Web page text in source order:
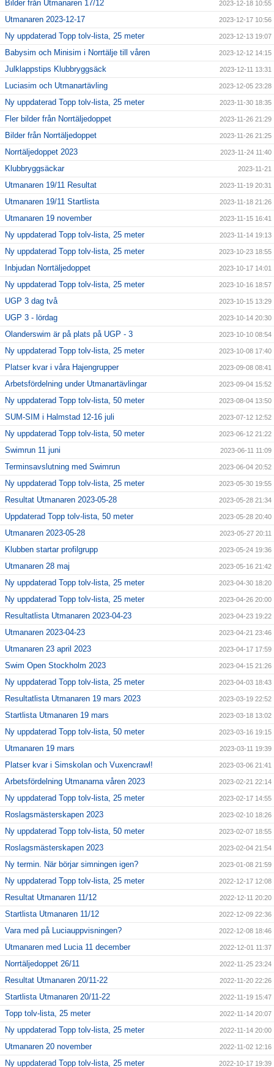
Bilder från Utmanaren 17/12 2023-12-18 10:55
Utmanaren 2023-12-17 2023-12-17 10:56
Ny uppdaterad Topp tolv-lista, 25 meter 2023-12-13 19:07
Babysim och Minisim i Norrtälje till våren 2023-12-12 14:15
Julklappstips Klubbryggsäck 2023-12-11 13:31
Luciasim och Utmanartävling 2023-12-05 23:28
Ny uppdaterad Topp tolv-lista, 25 meter 2023-11-30 18:35
Fler bilder från Norrtäljedoppet 2023-11-26 21:29
Bilder från Norrtäljedoppet 2023-11-26 21:25
Norrtäljedoppet 2023 2023-11-24 11:40
Klubbryggsäckar 2023-11-21
Utmanaren 19/11 Resultat 2023-11-19 20:31
Utmanaren 19/11 Startlista 2023-11-18 21:26
Utmanaren 19 november 2023-11-15 16:41
Ny uppdaterad Topp tolv-lista, 25 meter 2023-11-14 19:13
Ny uppdaterad Topp tolv-lista, 25 meter 2023-10-23 18:55
Inbjudan Norrtäljedoppet 2023-10-17 14:01
Ny uppdaterad Topp tolv-lista, 25 meter 2023-10-16 18:57
UGP 3 dag två 2023-10-15 13:29
UGP 3 - lördag 2023-10-14 20:30
Olanderswim är på plats på UGP - 3 2023-10-10 08:54
Ny uppdaterad Topp tolv-lista, 25 meter 2023-10-08 17:40
Platser kvar i våra Hajengrupper 2023-09-08 08:41
Arbetsfördelning under Utmanartävlingar 2023-09-04 15:52
Ny uppdaterad Topp tolv-lista, 50 meter 2023-08-04 13:50
SUM-SIM i Halmstad 12-16 juli 2023-07-12 12:52
Ny uppdaterad Topp tolv-lista, 50 meter 2023-06-12 21:22
Swimrun 11 juni 2023-06-11 11:09
Terminsavslutning med Swimrun 2023-06-04 20:52
Ny uppdaterad Topp tolv-lista, 25 meter 2023-05-30 19:55
Resultat Utmanaren 2023-05-28 2023-05-28 21:34
Uppdaterad Topp tolv-lista, 50 meter 2023-05-28 20:40
Utmanaren 2023-05-28 2023-05-27 20:11
Klubben startar profilgrupp 2023-05-24 19:36
Utmanaren 28 maj 2023-05-16 21:42
Ny uppdaterad Topp tolv-lista, 25 meter 2023-04-30 18:20
Ny uppdaterad Topp tolv-lista, 25 meter 2023-04-26 20:00
Resultatlista Utmanaren 2023-04-23 2023-04-23 19:22
Utmanaren 2023-04-23 2023-04-21 23:46
Utmanaren 23 april 2023 2023-04-17 17:59
Swim Open Stockholm 2023 2023-04-15 21:26
Ny uppdaterad Topp tolv-lista, 25 meter 2023-04-03 18:43
Resultatlista Utmanaren 19 mars 2023 2023-03-19 22:52
Startlista Utmanaren 19 mars 2023-03-18 13:02
Ny uppdaterad Topp tolv-lista, 50 meter 2023-03-16 19:15
Utmanaren 19 mars 2023-03-11 19:39
Platser kvar i Simskolan och Vuxencrawl! 2023-03-06 21:41
Arbetsfördelning Utmanarna våren 2023 2023-02-21 22:14
Ny uppdaterad Topp tolv-lista, 25 meter 2023-02-17 14:55
Roslagsmästerskapen 2023 2023-02-10 18:26
Ny uppdaterad Topp tolv-lista, 50 meter 2023-02-07 18:55
Roslagsmästerskapen 2023 2023-02-04 21:54
Ny termin. När börjar simningen igen? 2023-01-08 21:59
Ny uppdaterad Topp tolv-lista, 25 meter 2022-12-17 12:08
Resultat Utmanaren 11/12 2022-12-11 20:20
Startlista Utmanaren 11/12 2022-12-09 22:36
Vara med på Luciauppvisningen? 2022-12-08 18:46
Utmanaren med Lucia 11 december 2022-12-01 11:37
Norrtäljedoppet 26/11 2022-11-25 23:24
Resultat Utmanaren 20/11-22 2022-11-20 22:26
Startlista Utmanaren 20/11-22 2022-11-19 15:47
Topp tolv-lista, 25 meter 2022-11-14 20:07
Ny uppdaterad Topp tolv-lista, 25 meter 2022-11-14 20:00
Utmanaren 20 november 2022-11-02 12:16
Ny uppdaterad Topp tolv-lista, 25 meter 2022-10-17 19:39